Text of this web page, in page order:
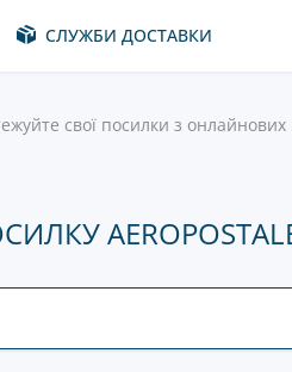
СЛУЖБИ ДОСТАВКИ
свої посилки з